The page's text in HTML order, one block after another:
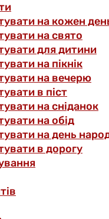
на кожен
на свято
для дитини
на пікнік
на вечерю
в піст
на сніданок
на обід
на день
в дорогу